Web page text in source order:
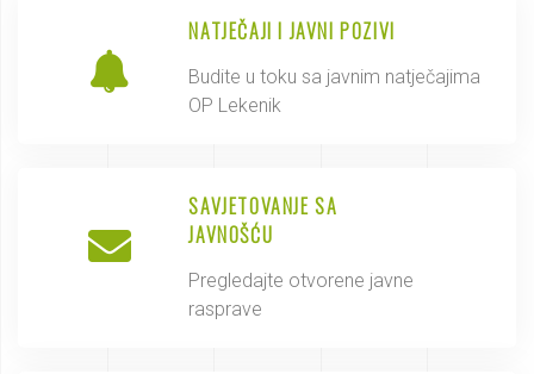
NATJEČAJI I JAVNI POZIVI
Budite u toku sa javnim natječajima
OP Lekenik
SAVJETOVANJE SA
JAVNOŠĆU
Pregledajte otvorene javne
rasprave